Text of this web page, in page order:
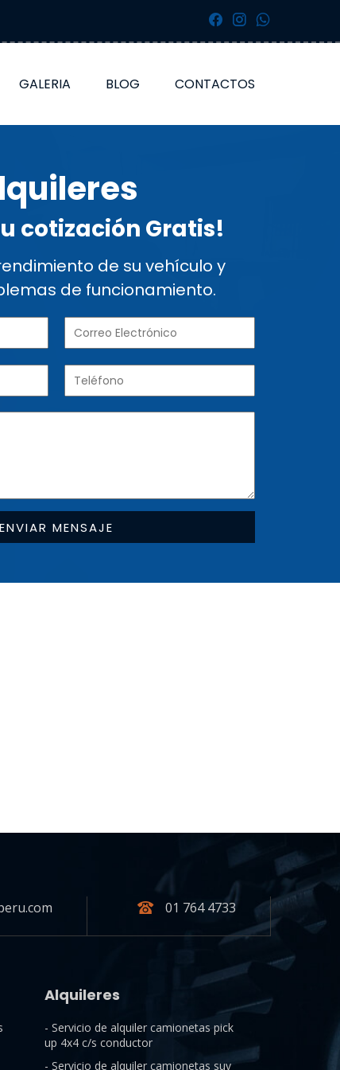
GALERIA BLOG CONTACTOS
cotización Gratis!
de su vehículo y
de funcionamiento.
01 764 4733
Alquileres
- Servicio de alquiler camionetas pick
up 4x4 c/s conductor
- Servicio de alquiler camionetas suv